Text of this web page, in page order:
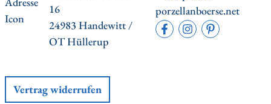
16
24983 Handewitt /
OT Hüllerup
porzellanboerse.net
Vertrag widerrufen